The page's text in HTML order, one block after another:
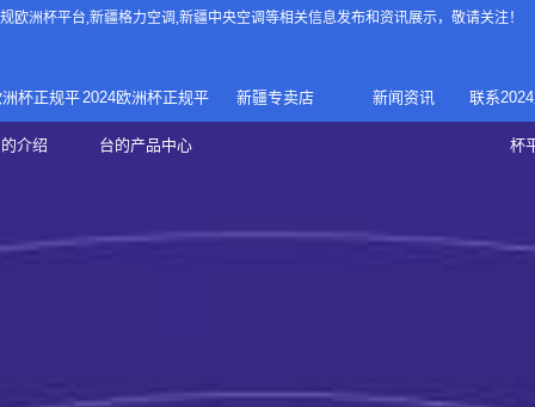
欧洲杯平台,新疆格力空调,新疆中央空调等相关信息发布和资讯展示，敬请关注！
杯正规平
介绍
正规欧洲
2024欧洲杯正规平
台的产品中心
家庭中央空调
家用空调
新疆专卖店 新闻资讯 联系
杯